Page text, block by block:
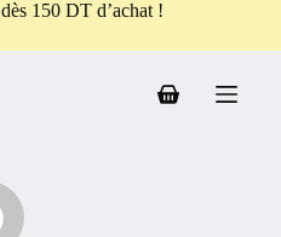
dès 150 DT d’achat !